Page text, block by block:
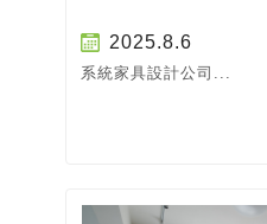
2025.8.6
系統家具設計公司...